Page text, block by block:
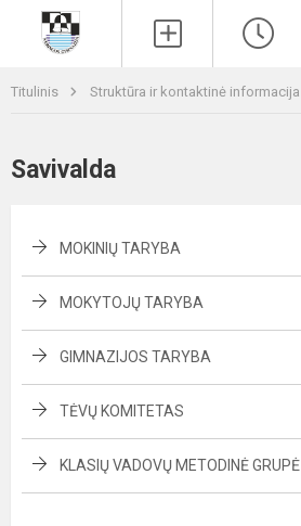
Titulinis Struktūra ir kontaktinė informacija
Savivalda
MOKINIŲ TARYBA
MOKYTOJŲ TARYBA
GIMNAZIJOS TARYBA
TĖVŲ KOMITETAS
KLASIŲ VADOVŲ METODINĖ GRUPĖ